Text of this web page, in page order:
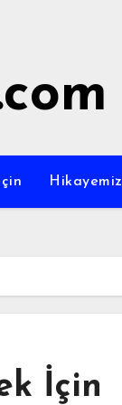
Hikayemiz
İçin